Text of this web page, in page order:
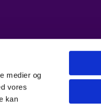
medier og
vores
kan